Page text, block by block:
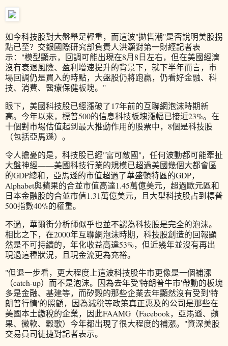
如今科技股對大盤舉足輕重，而這波"拋售潮"是否說明美股拐
點已至？交銀國際研究部負責人洪灝對第一財經記者表
示："模型顯示，回調可能出現在8月8日左右，但在美國經濟
沒有衰退風險、盈利增速提升的背景下，就下半年而言，市
場回調仍是買入的時點，大盤股仍將跑贏，仍看好金融、科
技、消費、醫療保健板塊。"
眼下，美國科技股已經漲破了17年前的互聯網泡沫時期新
高。今年以來，標普500的信息科技板塊漲幅已接近23%。在
十個對市場估值起到最大推動作用的股票中，8個是科技股
（包括亞馬遜）。
令人擔憂的是，科技股已經"富可敵國"，任何波動都可能牽扯
大盤神經——美國科技行業的規模已超過美國幾個大都會區
的GDP總和，亞馬遜的市值超過了華盛頓特區的GDP，
Alphabet與蘋果的合並市值高達1.45萬億美元，超過歐元區和
日本金融股的合並市值1.31萬億美元，且大型科技股占到標普
500指數40%的權重。
不過，華爾街分析師似乎也並不認為科技股是完全的泡沫。
相比之下，在2000年互聯網泡沫時期，科技股創造的回報顯
然是不可持續的，年化收益高達53%，但近幾年並沒有再出
現過這種狀況，且現金流更為充裕。
"但退一步看，更大程度上這波科技股牛市更像是一個補漲
（catch-up）而不是泡沫。因為去年受'特朗普牛市'帶動的板塊
多是金融、基建等，而矽穀的那些企業去年顯然沒有受到'特
朗普行情'的照顧，因為減稅等政策真正惠及的公司是那些在
美國本土繳稅的企業，因此FAAMG（Facebook，亞馬遜、蘋
果、微軟、穀歌）今年都出現了很大程度的補漲。"資深美股
交易員司徒捷對記者表示。